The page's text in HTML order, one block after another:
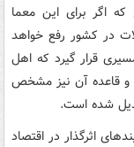
اگر برای این معما
در کشور رفع خواهد
قرار گیرد که اهل
قاعده آن نیز مشخص
شده‌ است.
اثرگذار در اقتصاد